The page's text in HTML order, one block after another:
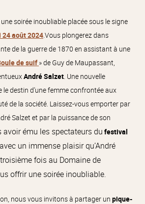
soirée inoubliable placée sous le signe
24 août 2024.Vous plongerez dans
de la guerre de 1870 en assistant à une
de suif » de Guy de Maupassant,
André Salzet. Une nouvelle
destin d’une femme confrontée aux
de la société. Laissez-vous emporter par
Salzet et par la puissance de son
avoir ému les spectateurs du festival
un immense plaisir qu’André
fois au Domaine de
offrir une soirée inoubliable.
nous vous invitons à partager un pique-